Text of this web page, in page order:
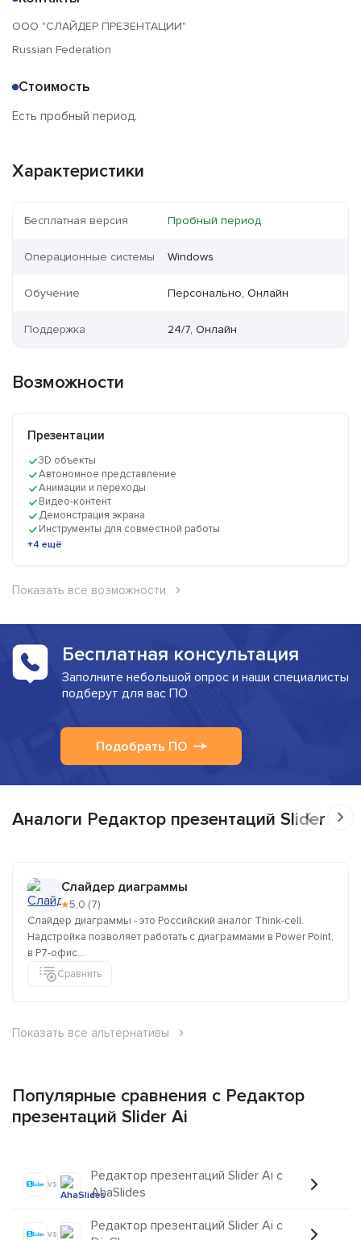
ООО "СЛАЙДЕР ПРЕЗЕНТАЦИИ"
Russian Federation
Стоимость
Есть пробный период.
Характеристики
Бесплатная версия Пробный период
Операционные системы Windows
Обучение Персонально, Онлайн
Поддержка 24/7, Онлайн
Возможности
Презентации
3D объекты
Автономное представление
Анимации и переходы
Видео-контент
Демонстрация экрана
Инструменты для совместной работы
+4 ещё
Показать все возможности
Бесплатная консультация
Заполните небольшой опрос и наши специалисты
подберут для вас ПО
Подобрать ПО
Аналоги Редактор презентаций Slider Ai
Слайдер диаграммы
★5,0 (7)
Слайдер диаграммы - это Российский аналог Think-cell.
Надстройка позволяет работать с диаграммами в Power Point,
в Р7-офис...
Сравнить
Показать все альтернативы
Популярные сравнения с Редактор
презентаций Slider Ai
vs
Редактор презентаций Slider Ai с
AhaSlides
vs
Редактор презентаций Slider Ai с